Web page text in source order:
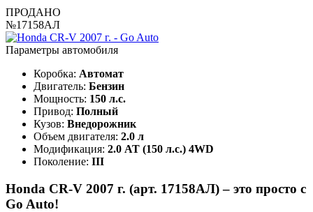
ПРОДАНО
№17158АЛ
Параметры автомобиля
Коробка: Автомат
Двигатель: Бензин
Мощность: 150 л.с.
Привод: Полный
Кузов: Внедорожник
Объем двигателя: 2.0 л
Модификация: 2.0 AT (150 л.с.) 4WD
Поколение: III
Honda CR-V 2007 г. (арт. 17158АЛ) – это просто с
Go Auto!